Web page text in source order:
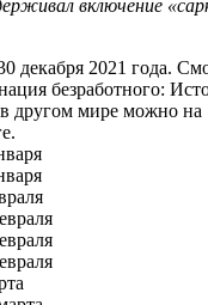
включение
декабря 2021 года.
безработного:
другом мире можно на